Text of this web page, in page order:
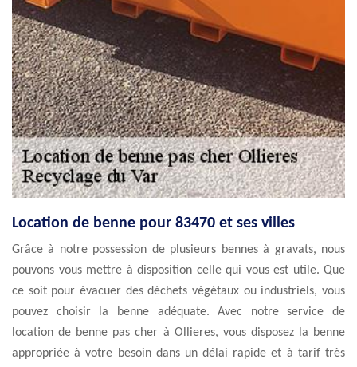
Location de benne pour 83470 et ses villes
Grâce à notre possession de plusieurs bennes à gravats, nous
pouvons vous mettre à disposition celle qui vous est utile. Que
ce soit pour évacuer des déchets végétaux ou industriels, vous
pouvez choisir la benne adéquate. Avec notre service de
location de benne pas cher à Ollieres, vous disposez la benne
appropriée à votre besoin dans un délai rapide et à tarif très